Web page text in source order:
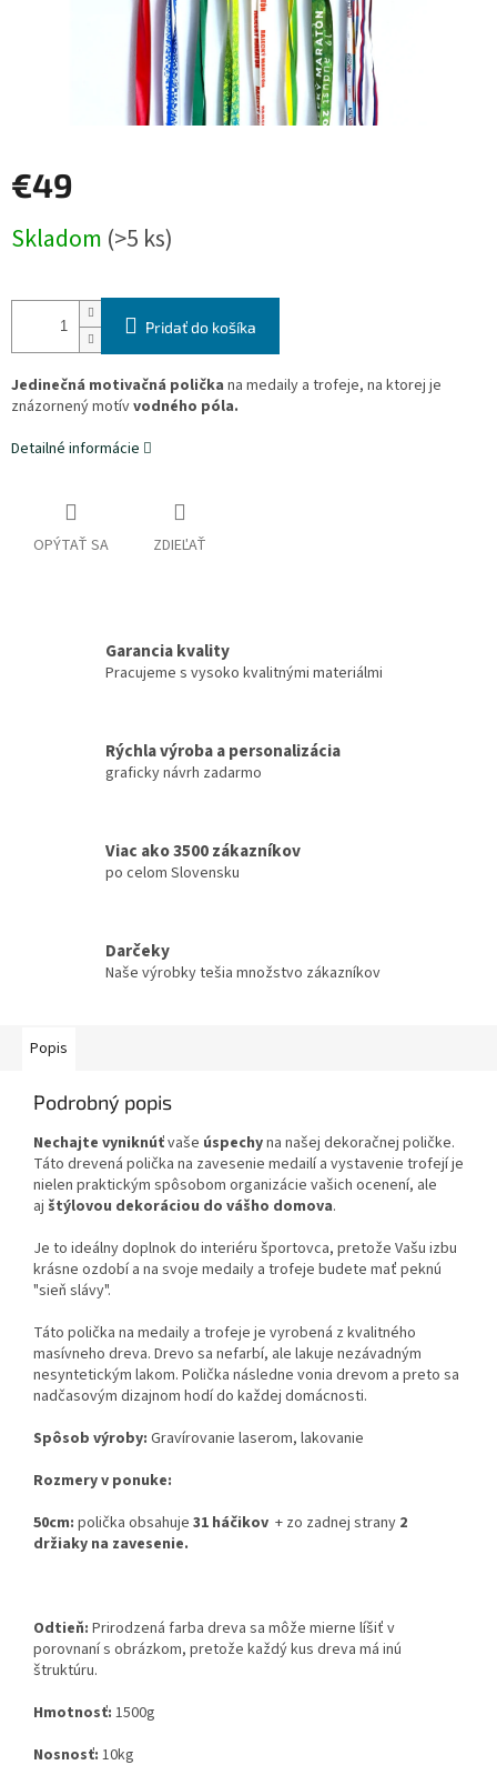
€49
cena:
Skladom (>5 ks)
Pridať do košíka
Jedinečná motivačná polička na medaily a trofeje, na ktorej je
znázornený motívvodného póla.
Detailné informácie
OPÝTAŤ SA ZDIEĽAŤ
Garancia kvality
Pracujeme s vysoko kvalitnými materiálmi
Rýchla výroba a personalizácia
graficky návrh zadarmo
Viac ako 3500 zákazníkov
po celom Slovensku
Darčeky
Naše výrobky tešia množstvo zákazníkov
Popis
Podrobný popis
Nechajte vyniknúťvaše úspechyna našej dekoračnej poličke.
Táto drevená polička na zavesenie medailí a vystavenie trofejí je
nielen praktickým spôsobom organizácie vašich ocenení, ale
aj štýlovou dekoráciou do vášho domova.
Je to ideálny doplnok do interiéru športovca, pretože Vašu izbu
krásne ozdobí a na svoje medaily a trofeje budete mať peknú
"sieň slávy".
Táto polička na medaily a trofeje je vyrobená z kvalitného
masívneho dreva. Drevo sa nefarbí, ale lakuje nezávadným
nesyntetickým lakom. Polička následne vonia drevom a preto sa
nadčasovým dizajnom hodí do každej domácnosti.
Spôsob výroby: Gravírovanie laserom, lakovanie
Rozmery v ponuke:
50cm: polička obsahuje 31 háčikov + zo zadnej strany 2
držiaky na zavesenie.
Odtieň: Prirodzená farba dreva sa môže mierne líšiť v
porovnaní s obrázkom, pretože každý kus dreva má inú
štruktúru.
Hmotnosť: 1500g
Nosnosť: 10kg